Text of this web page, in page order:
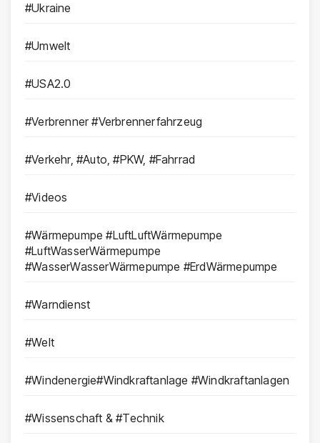
#Ukraine
#Umwelt
#USA2.0
#Verbrenner #Verbrennerfahrzeug
#Verkehr, #Auto, #PKW, #Fahrrad
#Videos
#Wärmepumpe #LuftLuftWärmepumpe
#LuftWasserWärmepumpe
#WasserWasserWärmepumpe #ErdWärmepumpe
#Warndienst
#Welt
#Windenergie#Windkraftanlage #Windkraftanlagen
#Wissenschaft & #Technik